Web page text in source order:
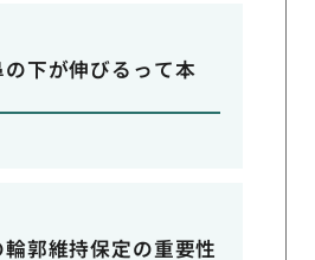
下が伸びるって本
郭維持保定の重要性